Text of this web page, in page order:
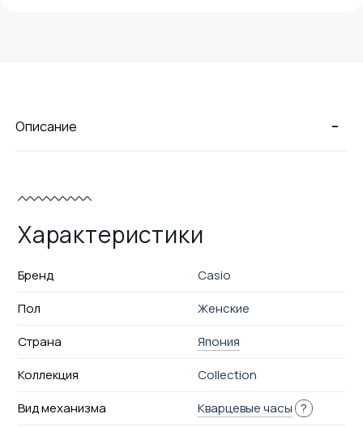
-
Описание
Характеристики
Бренд
Casio
Пол
Женские
Страна
Япония
Коллекция
Collection
Вид механизма
Кварцевые часы ?